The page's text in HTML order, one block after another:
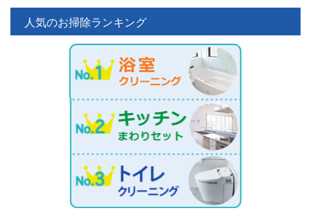
人気のお掃除ランキング